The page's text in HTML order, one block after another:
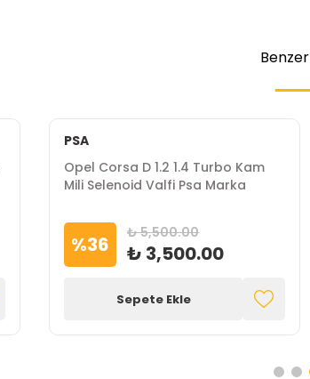
Benzer
PSA
Opel Corsa D 1.2 1.4 Turbo Kam
Mili Selenoid Valfi Psa Marka
%36 ₺ 5,500.00
₺ 3,500.00
Sepete Ekle